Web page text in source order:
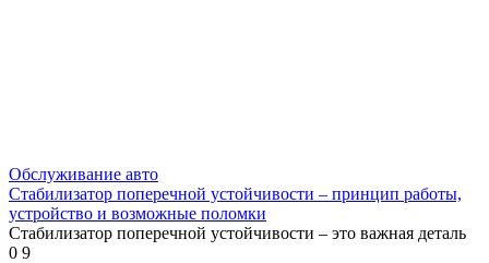
Обслуживание авто
Стабилизатор поперечной устойчивости – принцип работы,
устройство и возможные поломки
Стабилизатор поперечной устойчивости – это важная деталь
0 9